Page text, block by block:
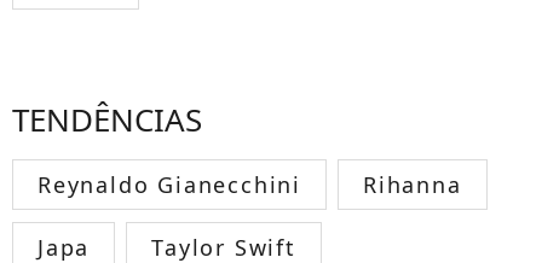
TENDÊNCIAS
Reynaldo Gianecchini Rihanna
Japa Taylor Swift